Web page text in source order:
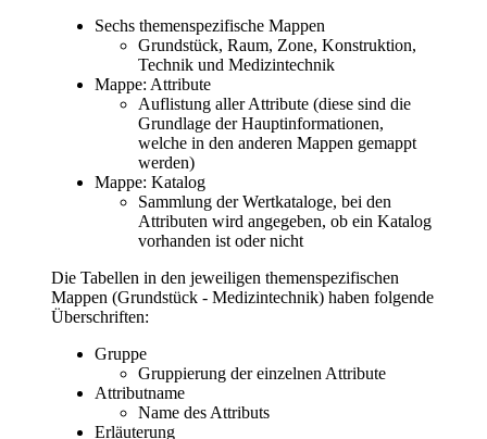
Sechs themenspezifische Mappen
Grundstück, Raum, Zone, Konstruktion,
Technik und Medizintechnik
Mappe: Attribute
Auflistung aller Attribute (diese sind die
Grundlage der Hauptinformationen,
welche in den anderen Mappen gemappt
werden)
Mappe: Katalog
Sammlung der Wertkataloge, bei den
Attributen wird angegeben, ob ein Katalog
vorhanden ist oder nicht
Die Tabellen in den jeweiligen themenspezifischen
Mappen (Grundstück - Medizintechnik) haben folgende
Überschriften:
Gruppe
Gruppierung der einzelnen Attribute
Attributname
Name des Attributs
Erläuterung